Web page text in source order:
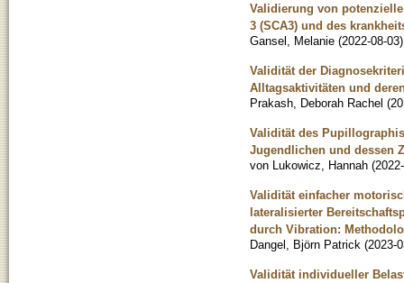
Validierung von
3 (SCA3) und des
Gansel, Melanie (2022-08-03)
Validität der
Alltagsaktivitäten und
Prakash, Deborah Rachel (
Validität des
Jugendlichen und dessen
von Lukowicz, Hannah (
Validität einfacher
lateralisierter
durch Vibration:
Dangel, Björn Patrick (2023-
Validität individueller